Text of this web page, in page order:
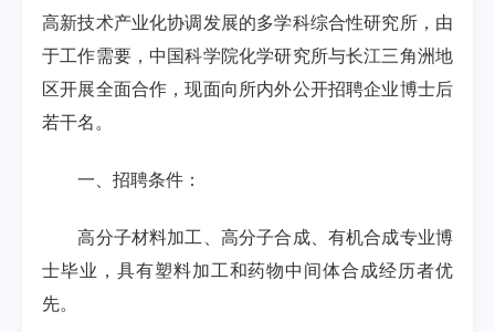
高新技术产业化协调发展的多学科综合性研究所，由
于工作需要，中国科学院化学研究所与长江三角洲地
区开展全面合作，现面向所内外公开招聘企业博士后
若干名。
一、招聘条件：
高分子材料加工、高分子合成、有机合成专业博
士毕业，具有塑料加工和药物中间体合成经历者优
先。